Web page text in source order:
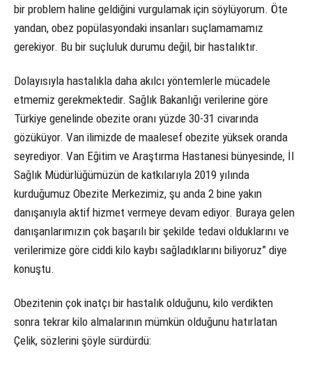
bir problem haline geldiğini vurgulamak için söylüyorum. Öte
yandan, obez popülasyondaki insanları suçlamamamız
gerekiyor. Bu bir suçluluk durumu değil, bir hastalıktır.
Dolayısıyla hastalıkla daha akılcı yöntemlerle mücadele
etmemiz gerekmektedir. Sağlık Bakanlığı verilerine göre
Türkiye genelinde obezite oranı yüzde 30-31 civarında
gözüküyor. Van ilimizde de maalesef obezite yüksek oranda
seyrediyor. Van Eğitim ve Araştırma Hastanesi bünyesinde, İl
Sağlık Müdürlüğümüzün de katkılarıyla 2019 yılında
kurduğumuz Obezite Merkezimiz, şu anda 2 bine yakın
danışanıyla aktif hizmet vermeye devam ediyor. Buraya gelen
danışanlarımızın çok başarılı bir şekilde tedavi olduklarını ve
verilerimize göre ciddi kilo kaybı sağladıklarını biliyoruz” diye
konuştu.
Obezitenin çok inatçı bir hastalık olduğunu, kilo verdikten
sonra tekrar kilo almalarının mümkün olduğunu hatırlatan
Çelik, sözlerini şöyle sürdürdü: